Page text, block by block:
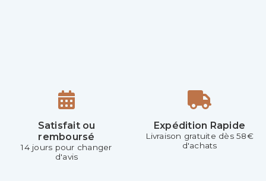
Satisfait ou
remboursé
14 jours pour changer
d'avis
Expédition Rapide
Livraison gratuite dès 58€
d'achats